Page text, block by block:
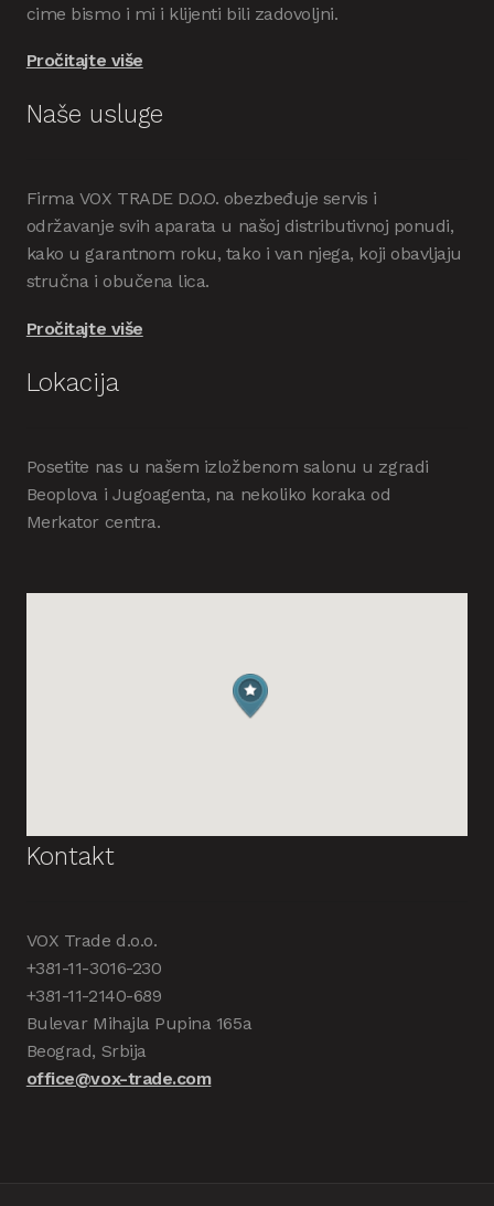
cime bismo i mi i klijenti bili zadovoljni.
Pročitajte više
Naše usluge
Firma VOX TRADE D.O.O. obezbeđuje servis i
održavanje svih aparata u našoj distributivnoj ponudi,
kako u garantnom roku, tako i van njega, koji obavljaju
stručna i obučena lica.
Pročitajte više
Lokacija
Posetite nas u našem izložbenom salonu u zgradi
Beoplova i Jugoagenta, na nekoliko koraka od
Merkator centra.
Kontakt
VOX Trade d.o.o.
+381-11-3016-230
+381-11-2140-689
Bulevar Mihajla Pupina 165a
Beograd, Srbija
office@vox-trade.com